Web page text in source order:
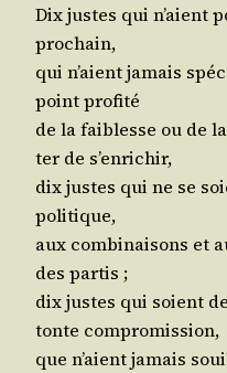
Dix justes qui n’aient
prochain,
qui n’aient jamais
point profité
de la fai­blesse ou de
ter de s’enrichir,
dix justes qui ne se
politique,
aux com­bi­nai­sons et
des partis ;
dix justes qui soient
tonte compromission,
que n’aient jamais